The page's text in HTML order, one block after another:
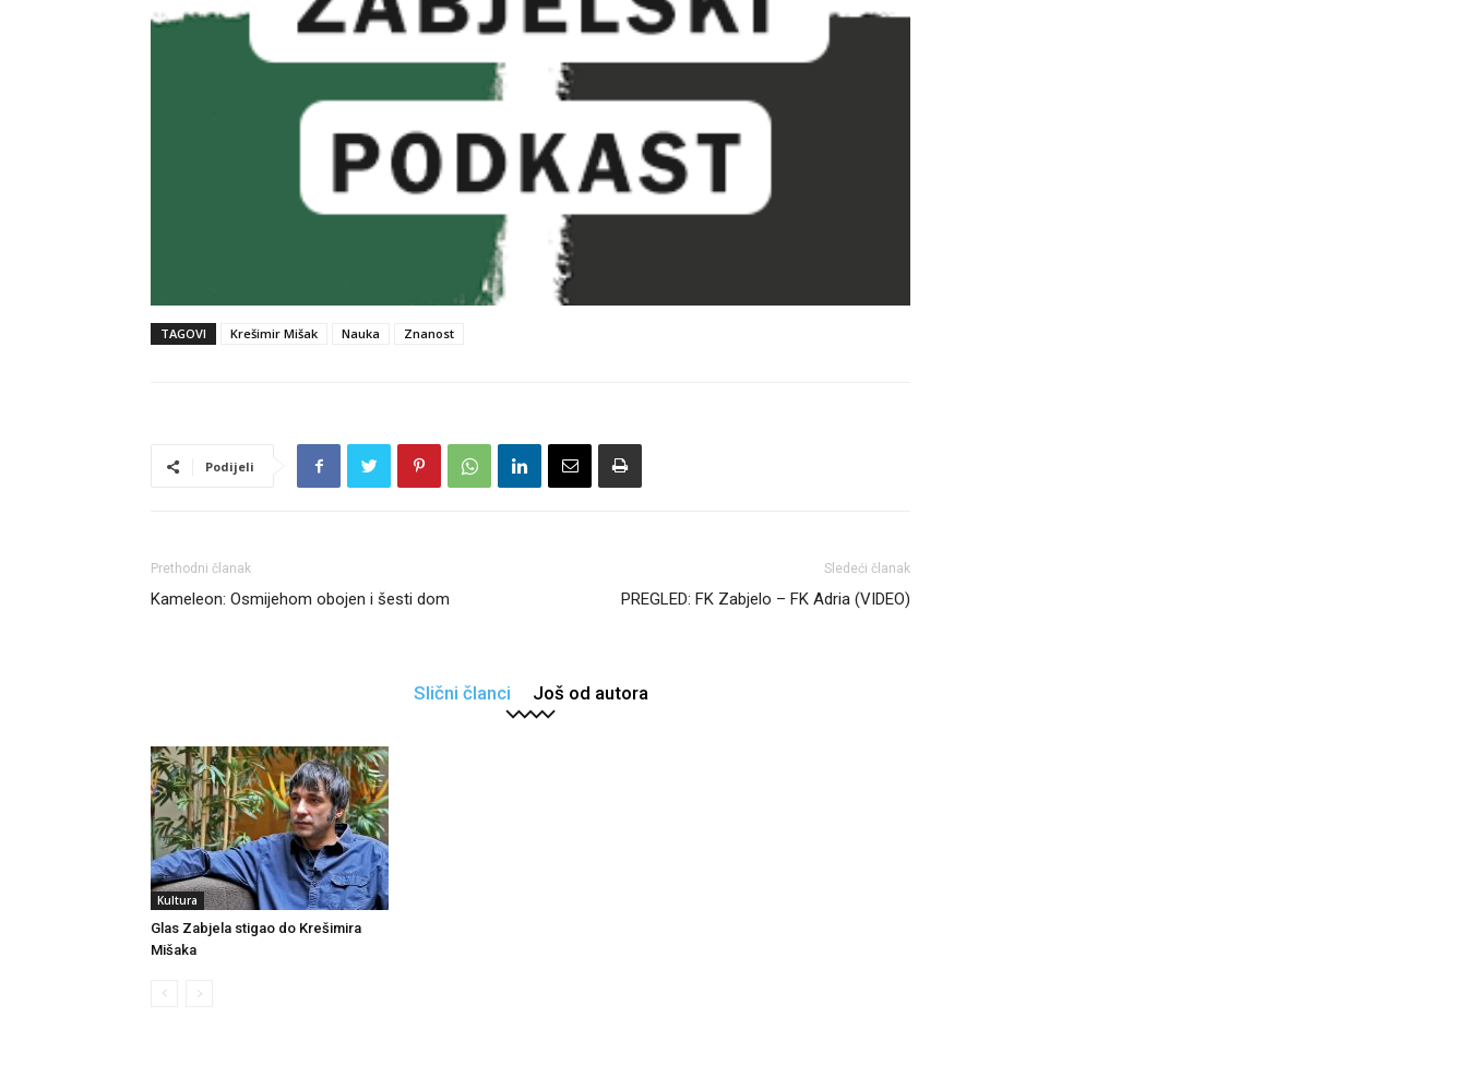
TAGOVI Krešimir Mišak Nauka Znanost
Podijeli
Prethodni članak
Kameleon: Osmijehom obojen i šesti dom
Sledeći članak
PREGLED: FK Zabjelo – FK Adria (VIDEO)
Slični članci Još od autora
Kultura
Glas Zabjela stigao do Krešimira
Mišaka